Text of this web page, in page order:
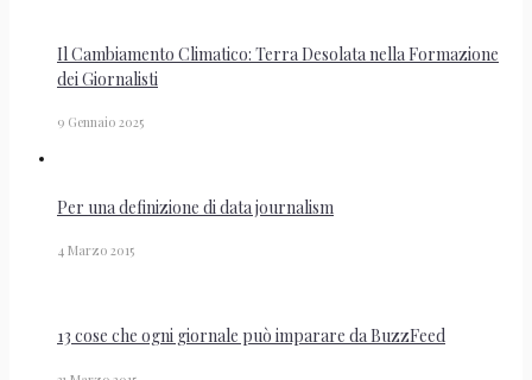
Il Cambiamento Climatico: Terra Desolata nella Formazione
dei Giornalisti
9 Gennaio 2025
Per una definizione di data journalism
4 Marzo 2015
13 cose che ogni giornale può imparare da BuzzFeed